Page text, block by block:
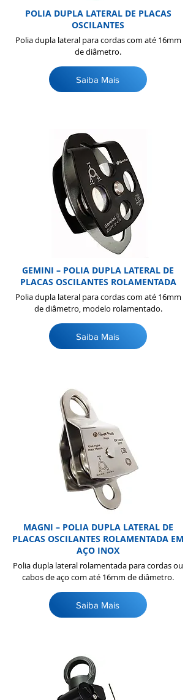
POLIA DUPLA LATERAL DE PLACAS
OSCILANTES
Polia dupla lateral para cordas com até 16mm
de diâmetro.
Saiba Mais
GEMINI – POLIA DUPLA LATERAL DE
PLACAS OSCILANTES ROLAMENTADA
Polia dupla lateral para cordas com até 16mm
de diâmetro, modelo rolamentado.
Saiba Mais
MAGNI – POLIA DUPLA LATERAL DE
PLACAS OSCILANTES ROLAMENTADA EM
AÇO INOX
Polia dupla lateral rolamentada para cordas ou
cabos de aço com até 16mm de diâmetro.
Saiba Mais